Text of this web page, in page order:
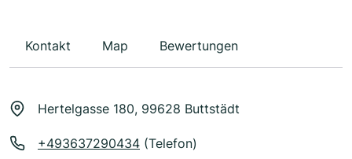
Kontakt Map Bewertungen
Hertelgasse 180, 99628 Buttstädt
+493637290434 (Telefon)